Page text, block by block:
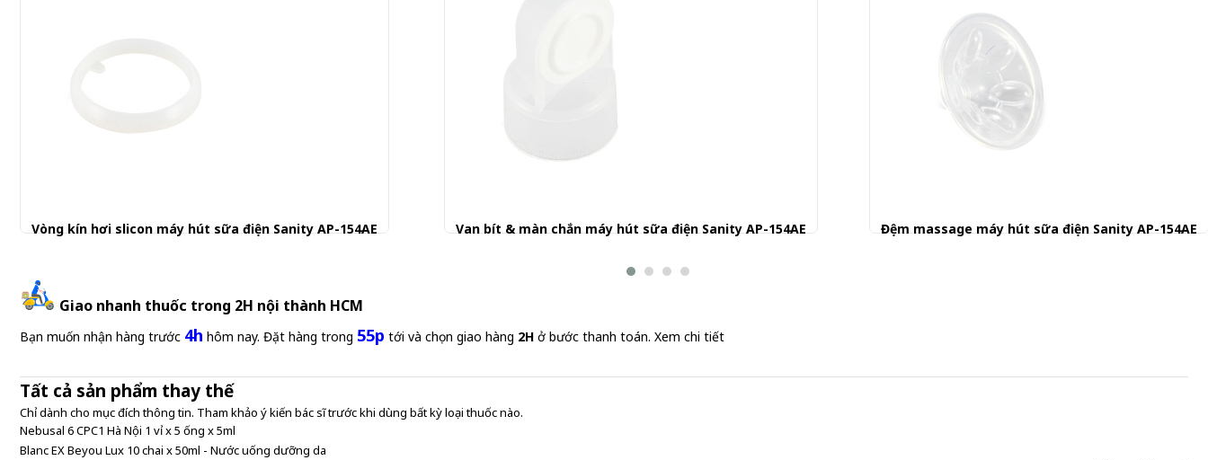
Vòng kín hơi slicon máy hút sữa điện Sanity AP-154AE Van bít & màn chắn máy hút sữa điện Sanity AP-154AE Đệm massage máy hút sữa điện Sanity AP-154AE
Giao nhanh thuốc trong 2H nội thành HCM
Bạn muốn nhận hàng trước 4h hôm nay. Đặt hàng trong 55p tới và chọn giao hàng 2H ở bước thanh toán. Xem chi tiết
Tất cả sản phẩm thay thế
Chỉ dành cho mục đích thông tin. Tham khảo ý kiến bác sĩ trước khi dùng bất kỳ loại thuốc nào.
Nebusal 6 CPC1 Hà Nội 1 vỉ x 5 ống x 5ml
Blanc EX Beyou Lux 10 chai x 50ml - Nước uống dưỡng da